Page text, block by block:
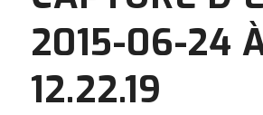
2015-06-24
12.22.19